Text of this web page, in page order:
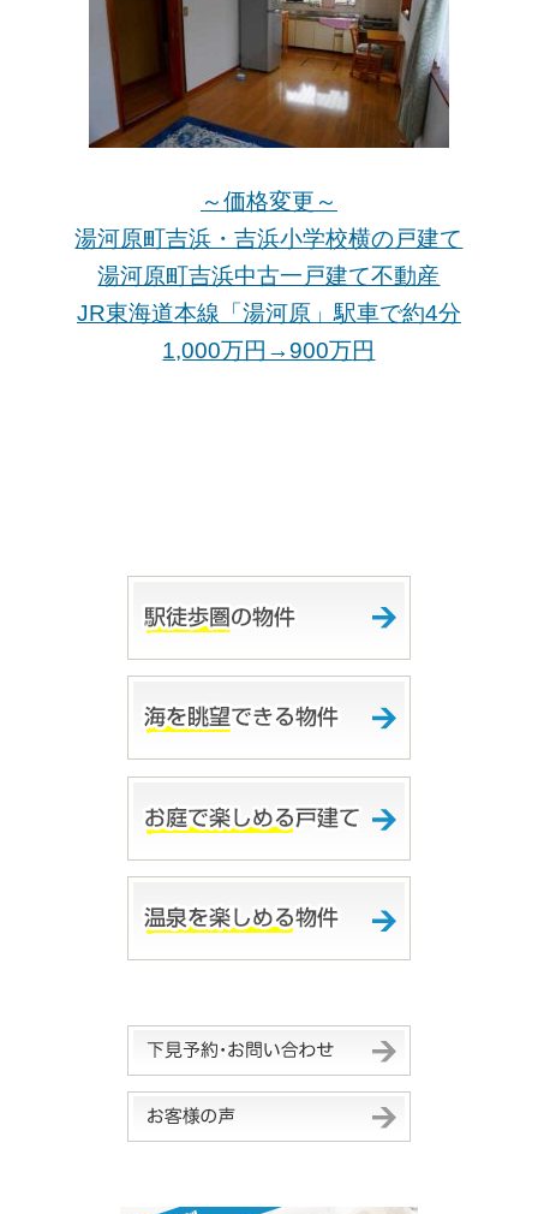
～価格変更～
湯河原町吉浜・吉浜小学校横の戸建て
湯河原町吉浜中古一戸建て不動産
JR東海道本線「湯河原」駅車で約4分
1,000万円→900万円